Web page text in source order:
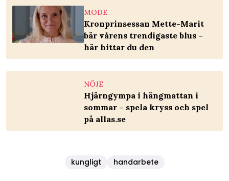
MODE
Kronprinsessan Mette-Marit
bär vårens trendigaste blus –
här hittar du den
NÖJE
Hjärngympa i hängmattan i
sommar – spela kryss och spel
på allas.se
kungligt handarbete